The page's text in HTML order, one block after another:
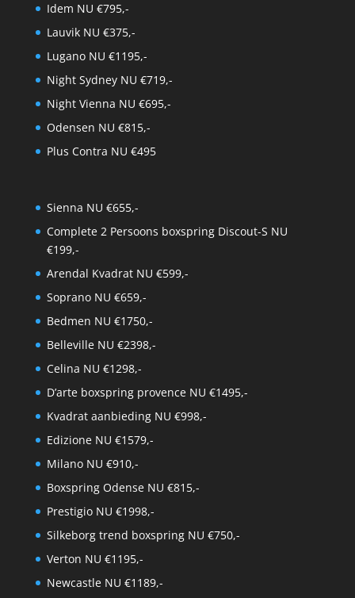
Idem NU €795,-
Lauvik NU €375,-
Lugano NU €1195,-
Night Sydney NU €719,-
Night Vienna NU €695,-
Odensen NU €815,-
Plus Contra NU €495
Sienna NU €655,-
Complete 2 Persoons boxspring Discout-S NU
€199,-
Arendal Kvadrat NU €599,-
Soprano NU €659,-
Bedmen NU €1750,-
Belleville NU €2398,-
Celina NU €1298,-
D’arte boxspring provence NU €1495,-
Kvadrat aanbieding NU €998,-
Edizione NU €1579,-
Milano NU €910,-
Boxspring Odense NU €815,-
Prestigio NU €1998,-
Silkeborg trend boxspring NU €750,-
Verton NU €1195,-
Newcastle NU €1189,-